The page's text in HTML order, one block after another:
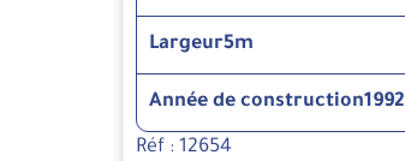
Largeur5m
Année de construction1992
Réf : 12654